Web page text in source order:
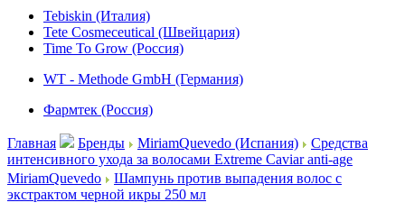
Tebiskin (Италия)
Tete Cosmeceutical (Швейцария)
Time To Grow (Россия)
WT - Methode GmbH (Германия)
Фармтек (Россия)
Главная Бренды MiriamQuevedo (Испания)
Средства
интенсивного ухода за волосами Extreme Caviar anti-age
MiriamQuevedo
Шампунь против выпадения волос с
экстрактом черной икры 250 мл